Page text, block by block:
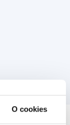
O cookies